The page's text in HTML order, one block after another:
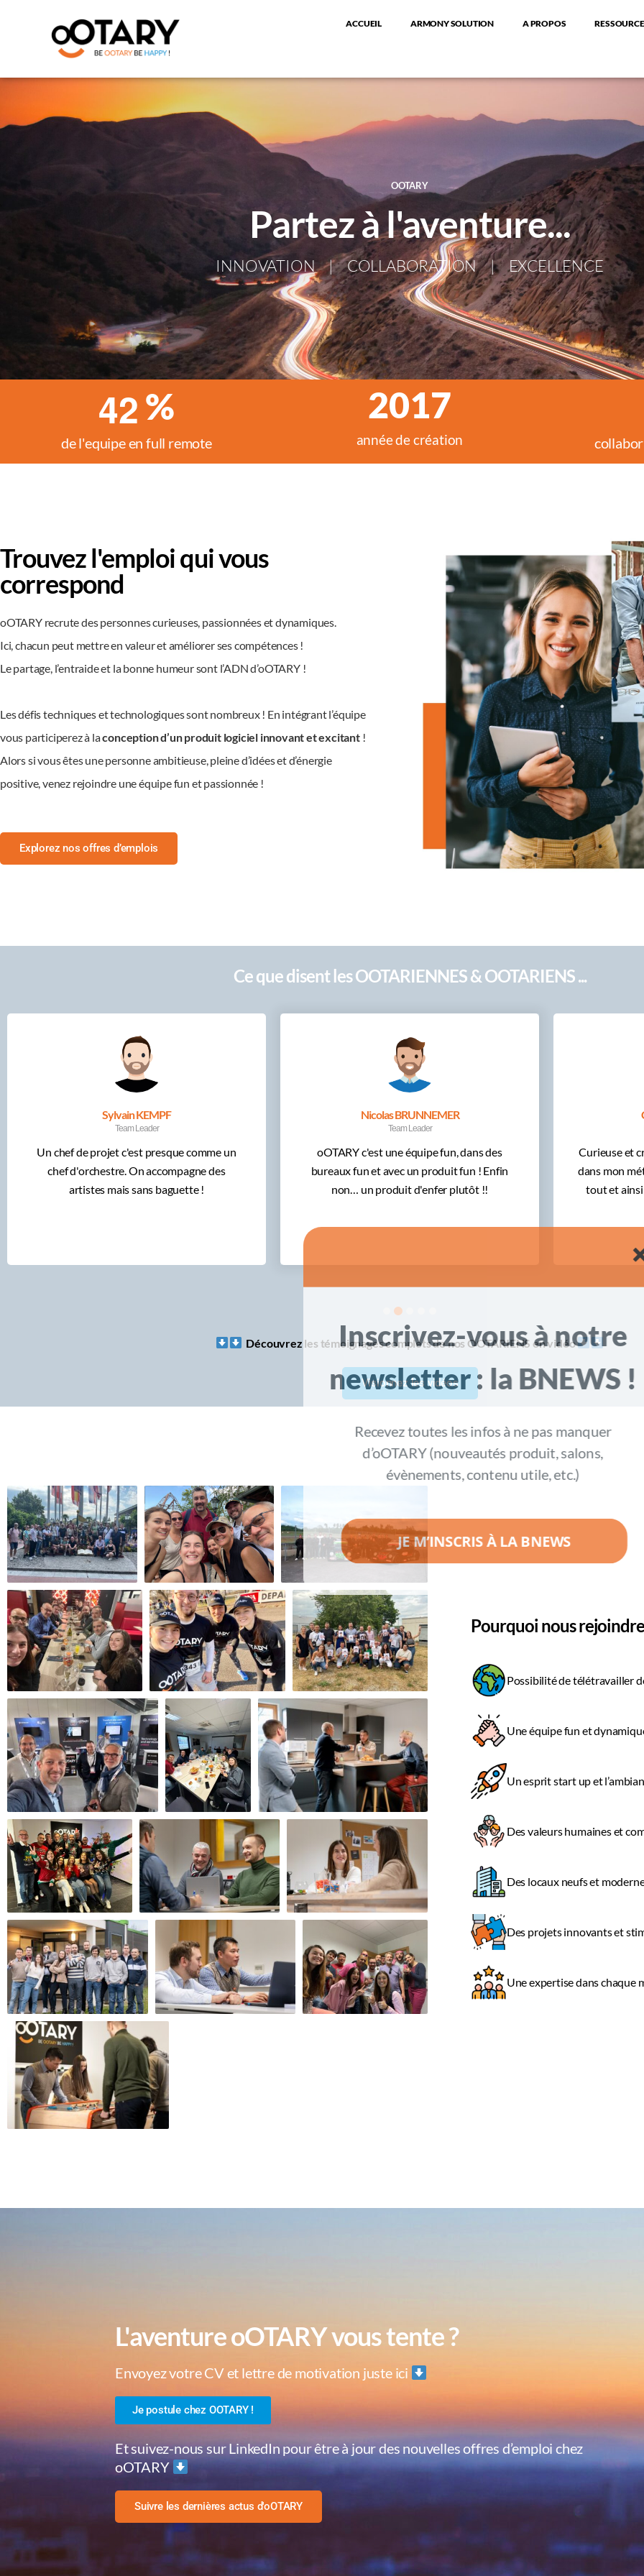
ACCUEIL ARMONY SOLUTION A PROPOS
OOTARY
Partez à l'aventure...
INNOVATION | COLLABORATION | EXCELLENCE
42 %
de l'equipe en full remote année de création​
2017
Trouvez l'emploi qui vous
correspond
Explorez nos offres d’emplois
Ce que disent les OOTARIENNES & OOTARIENS ...
Sylvain KEMPF
Team Leader
Un chef de projet c'est presque comme un
chef d'orchestre. On accompagne des
artistes mais sans baguette !
Nicolas BRUNNEMER
Team Leader
oOTARY c'est une équipe fun, dans des
bureaux fun et avec un produit fun ! Enfin
non… un produit d'enfer plutôt !!
Curieuse et
dans mon
à tout et
Découvrez les témoignages complets de nos OOTARIENS en vidéo
Visionnez les vidéos
Pourquoi nous
Possibilité de télétravailler
Une équipe fun et
Un esprit start up et
Des valeurs humaines et
Des locaux neufs et
Des projets innovants et
Une expertise dans
L'aventure oOTARY vous tente ?
Envoyez votre CV et lettre de motivation juste ici
Je postule chez OOTARY !
Et suivez-nous sur LinkedIn pour être à jour des nouvelles offres d’emploi chez
oOTARY
Suivre les dernières actus d'oOTARY
Inscrivez-vous à notre
newsletter : la BNEWS
Recevez toutes les infos à ne pas manquer
d’oOTARY (nouveautés produit, salons,
évènements, contenu utile, etc.)
JE M’INSCRIS À LA BNEWS